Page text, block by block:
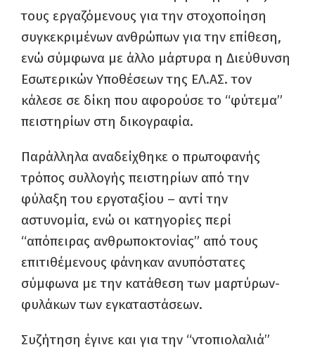
τους εργαζόμενους για την στοχοποίηση
συγκεκριμένων ανθρώπων για την επίθεση,
ενώ σύμφωνα με άλλο μάρτυρα η Διεύθυνση
Εσωτερικών Υποθέσεων της ΕΛ.ΑΣ. τον
κάλεσε σε δίκη που αφορούσε το “φύτεμα”
πειστηρίων στη δικογραφία.
Παράλληλα αναδείχθηκε ο πρωτοφανής
τρόπος συλλογής πειστηρίων από την
φύλαξη του εργοταξίου – αντί την
αστυνομία, ενώ οι κατηγορίες περί
“απόπειρας ανθρωποκτονίας” από τους
επιτιθέμενους φάνηκαν ανυπόστατες
σύμφωνα με την κατάθεση των μαρτύρων-
φυλάκων των εγκαταστάσεων.
Συζήτηση έγινε και για την “ντοπιολαλιά”